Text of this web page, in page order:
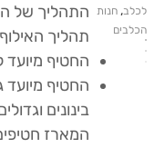
לכלב, חנות
הכלבים
התהליך של
תהליך
החטיף מיועד
החטיף מיועד
בינונים
המארז